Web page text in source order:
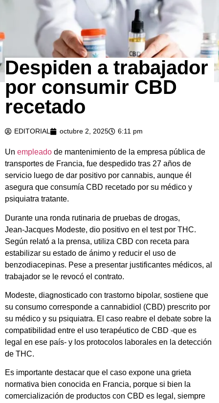
Despiden a trabajador
por consumir CBD
recetado
EDITORIAL octubre 2, 2025 6:11 pm
Un empleado de mantenimiento de la empresa pública de
transportes de Francia, fue despedido tras 27 años de
servicio luego de dar positivo por cannabis, aunque él
asegura que consumía CBD recetado por su médico y
psiquiatra tratante.
Durante una ronda rutinaria de pruebas de drogas,
Jean‑Jacques Modeste, dio positivo en el test por THC.
Según relató a la prensa, utiliza CBD con receta para
estabilizar su estado de ánimo y reducir el uso de
benzodiacepinas. Pese a presentar justificantes médicos, al
trabajador se le revocó el contrato.
Modeste, diagnosticado con trastorno bipolar, sostiene que
su consumo corresponde a cannabidiol (CBD) prescrito por
su médico y su psiquiatra. El caso reabre el debate sobre la
compatibilidad entre el uso terapéutico de CBD -que es
legal en ese país- y los protocolos laborales en la detección
de THC.
Es importante destacar que el caso expone una grieta
normativa bien conocida en Francia, porque si bien la
comercialización de productos con CBD es legal, siempre